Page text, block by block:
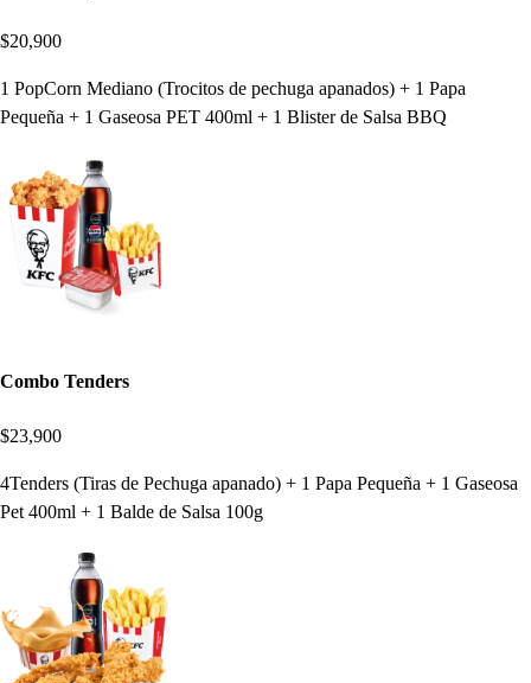
$20,900
1 PopCorn Mediano (Trocitos de pechuga apanados) + 1 Papa
Pequeña + 1 Gaseosa PET 400ml + 1 Blister de Salsa BBQ
Combo Tenders
$23,900
4Tenders (Tiras de Pechuga apanado) + 1 Papa Pequeña + 1 Gaseosa
Pet 400ml + 1 Balde de Salsa 100g